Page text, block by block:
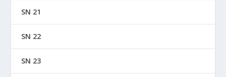
SN 21
SN 22
SN 23